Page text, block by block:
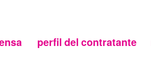
perfil del contratante